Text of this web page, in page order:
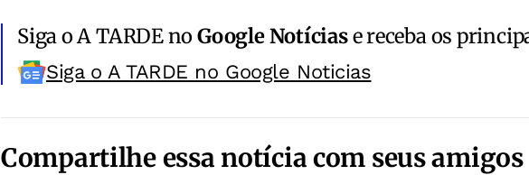
Siga o A TARDE noGoogle Notíciase receba os
Siga o A TARDE no Google Noticias
Compartilhe essa notícia com seus amigos